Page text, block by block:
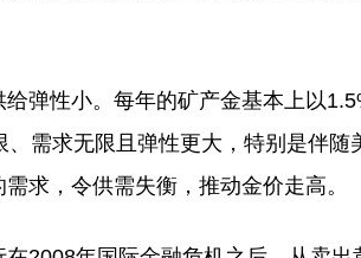
性小。每年的矿产金基本上以
需求无限且弹性更大，特别是伴随
求，令供需失衡，推动金价走高。